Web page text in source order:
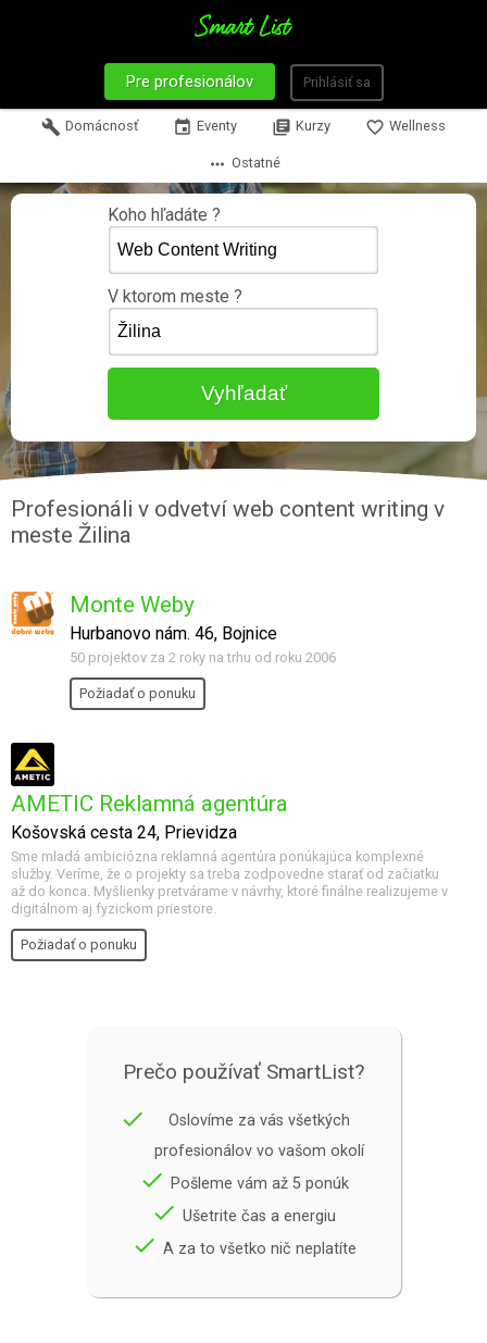
Pre profesionálov Prihlásiť sa
build Domácnosť event Eventy library_books Kurzy favorite_border Wellness
more_horiz Ostatné
Koho hľadáte ?
V ktorom meste ?
Profesionáli v odvetví web content writing v
meste Žilina
Monte Weby
Hurbanovo nám. 46, Bojnice
50 projektov za 2 roky na trhu od roku 2006
Požiadať o ponuku
AMETIC Reklamná agentúra
Košovská cesta 24, Prievidza
Sme mladá ambiciózna reklamná agentúra ponúkajúca komplexné
služby. Veríme, že o projekty sa treba zodpovedne starať od začiatku
až do konca. Myšlienky pretvárame v návrhy, ktoré finálne realizujeme v
digitálnom aj fyzickom priestore.
Požiadať o ponuku
Prečo používať SmartList?
done
Oslovíme za vás všetkých
profesionálov vo vašom okolí
done Pošleme vám až 5 ponúk
done Ušetrite čas a energiu
done A za to všetko nič neplatíte